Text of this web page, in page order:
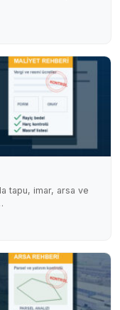
tapu, imar, arsa ve